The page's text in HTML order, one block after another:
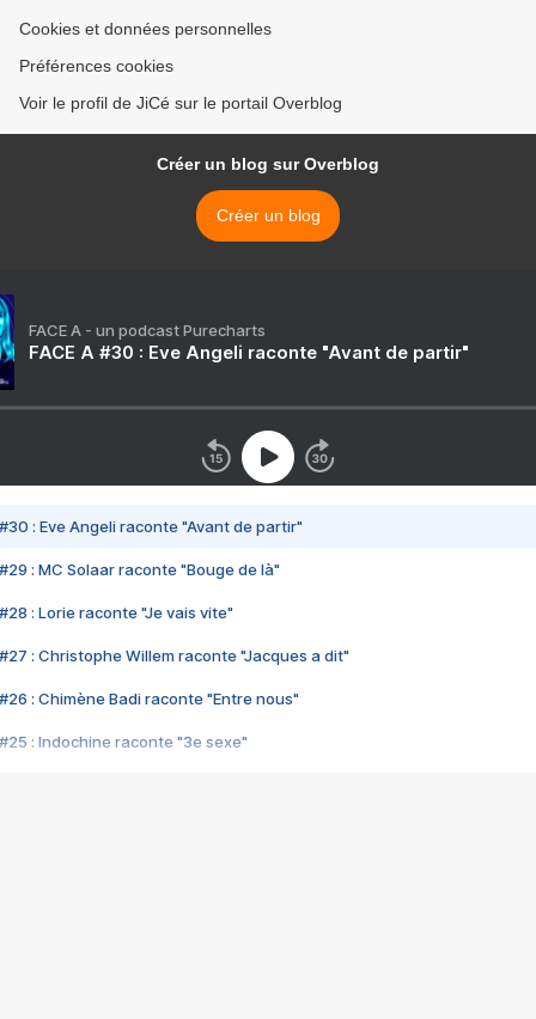
Cookies et données personnelles
Préférences cookies
Voir le profil de JiCé sur le portail Overblog
Créer un blog sur Overblog
Créer un blog
FACE A - un podcast Purecharts
FACE A #30 : Eve Angeli raconte "Avant de partir"
#30 : Eve Angeli raconte "Avant de partir"
#29 : MC Solaar raconte "Bouge de là"
#28 : Lorie raconte "Je vais vite"
#27 : Christophe Willem raconte "Jacques a dit"
#26 : Chimène Badi raconte "Entre nous"
#25 : Indochine raconte "3e sexe"